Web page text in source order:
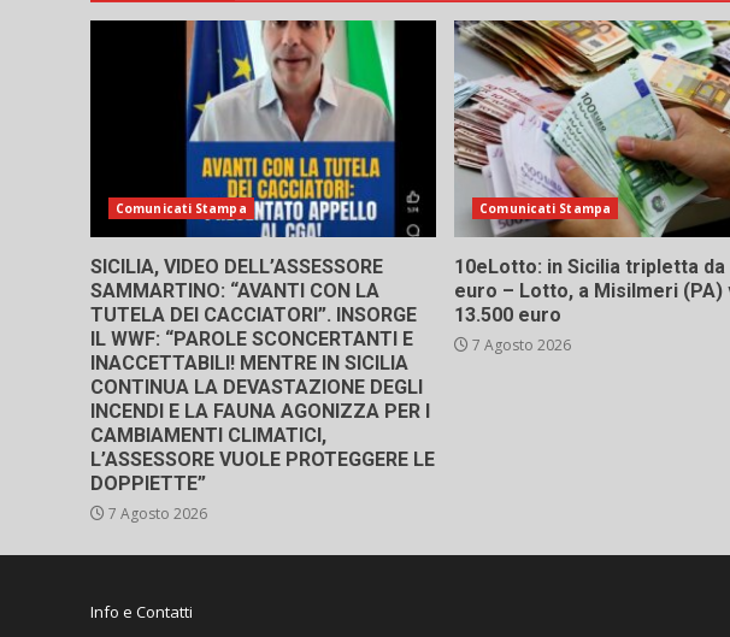
Comunicati Stampa
SICILIA, VIDEO DELL’ASSESSORE
SAMMARTINO: “AVANTI CON LA
TUTELA DEI CACCIATORI”. INSORGE
IL WWF: “PAROLE SCONCERTANTI E
INACCETTABILI! MENTRE IN SICILIA
CONTINUA LA DEVASTAZIONE DEGLI
INCENDI E LA FAUNA AGONIZZA PER I
CAMBIAMENTI CLIMATICI,
L’ASSESSORE VUOLE PROTEGGERE LE
DOPPIETTE”
7 Agosto 2026
Comunicati Stampa
10eLotto: in Sicilia tripletta da
euro – Lotto, a Misilmeri (PA)
13.500 euro
7 Agosto 2026
Info e Contatti